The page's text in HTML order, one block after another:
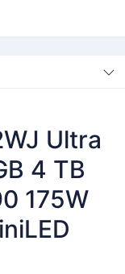
Ultra
4 TB
175W